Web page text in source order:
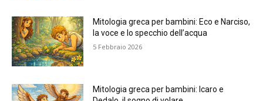
Mitologia greca per bambini: Eco e Narciso,
la voce e lo specchio dell’acqua
5 Febbraio 2026
Mitologia greca per bambini: Icaro e